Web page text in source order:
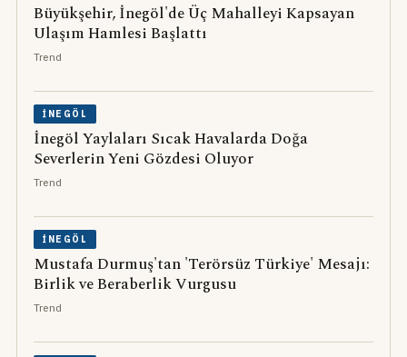
Büyükşehir, İnegöl'de Üç Mahalleyi Kapsayan
Ulaşım Hamlesi Başlattı
Trend
İNEGÖL
İnegöl Yaylaları Sıcak Havalarda Doğa
Severlerin Yeni Gözdesi Oluyor
Trend
İNEGÖL
Mustafa Durmuş'tan 'Terörsüz Türkiye' Mesajı:
Birlik ve Beraberlik Vurgusu
Trend